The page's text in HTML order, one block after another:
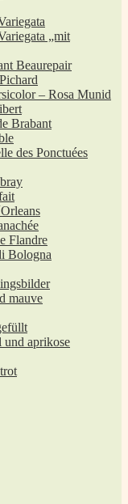
„mit
Beaurepair
– Rosa Munid
Brabant
des Ponctuées
Flandre
Bologna
mauve
und aprikose